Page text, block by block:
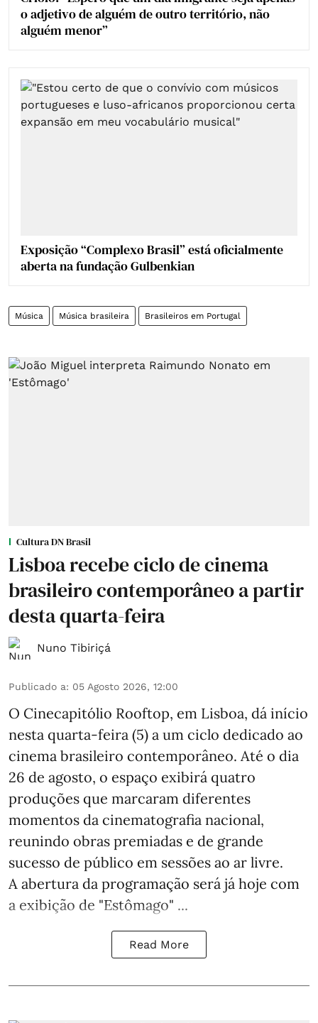
o adjetivo de alguém de outro território, não
alguém menor”
Exposição “Complexo Brasil” está oficialmente
aberta na fundação Gulbenkian
Música Música brasileira Brasileiros em Portugal
Cultura DN Brasil
Lisboa recebe ciclo de cinema
brasileiro contemporâneo a partir
desta quarta-feira
Nuno Tibiriçá
Publicado a: 05 Agosto 2026, 12:00
O Cinecapitólio Rooftop, em Lisboa, dá início
nesta quarta-feira (5) a um ciclo dedicado ao
cinema brasileiro contemporâneo. Até o dia
26 de agosto, o espaço exibirá quatro
produções que marcaram diferentes
momentos da cinematografia nacional,
reunindo obras premiadas e de grande
sucesso de público em sessões ao ar livre.
A abertura da programação será já hoje com
a exibição de "Estômago" ...
Read More